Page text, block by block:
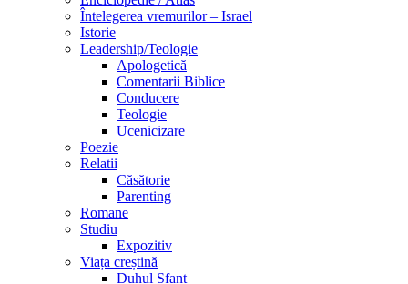
Întelegerea vremurilor – Israel
Istorie
Leadership/Teologie
Apologetică
Comentarii Biblice
Conducere
Teologie
Ucenicizare
Poezie
Relatii
Căsătorie
Parenting
Romane
Studiu
Expozitiv
Viața creștină
Duhul Sfant